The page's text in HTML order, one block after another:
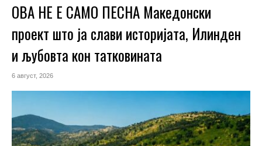
ОВА НЕ Е САМО ПЕСНА Македонски
проект што ја слави историјата, Илинден
и љубовта кон татковината
6 август, 2026